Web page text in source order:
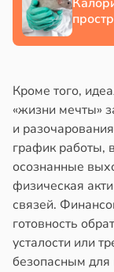
Кроме того,
«жизни мечты»
и
график работы,
осознанные
физическая
связей.
готовность
усталости или
безопасным для